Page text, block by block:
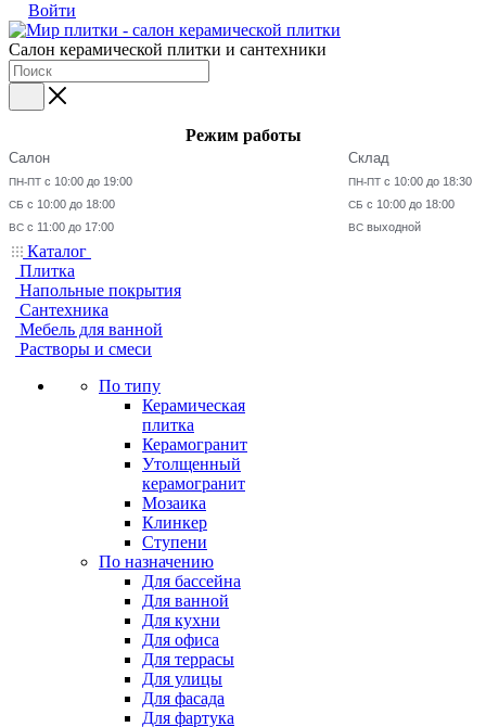
Войти
Салон керамической плитки и сантехники
Режим работы
Салон
ПН-ПТ с 10:00 до 19:00
СБ с 10:00 до 18:00
ВС с 11:00 до 17:00
Склад
ПН-ПТ с 10:00 до 18:30
СБ с 10:00 до 18:00
ВС выходной
Каталог
Плитка
Напольные покрытия
Сантехника
Мебель для ванной
Растворы и смеси
По типу
Керамическая
плитка
Керамогранит
Утолщенный
керамогранит
Мозаика
Клинкер
Ступени
По назначению
Для бассейна
Для ванной
Для кухни
Для офиса
Для террасы
Для улицы
Для фасада
Для фартука